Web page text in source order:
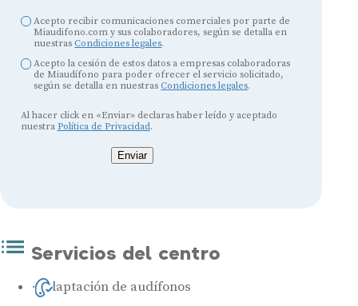
Acepto recibir comunicaciones comerciales por parte de
Miaudifono.com y sus colaboradores, según se detalla en
nuestras Condiciones legales.
Acepto la cesión de estos datos a empresas colaboradoras
de Miaudífono para poder ofrecer el servicio solicitado,
según se detalla en nuestras Condiciones legales.
Al hacer click en «Enviar» declaras haber leído y aceptado
nuestra Política de Privacidad.
Enviar
Servicios del centro
Adaptación de audífonos